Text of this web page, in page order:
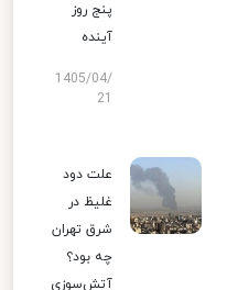
پنج روز
آینده
1405/04/
علت دود
غلیظ در
شرق تهران
چه بود؟
آتش‌سوزی